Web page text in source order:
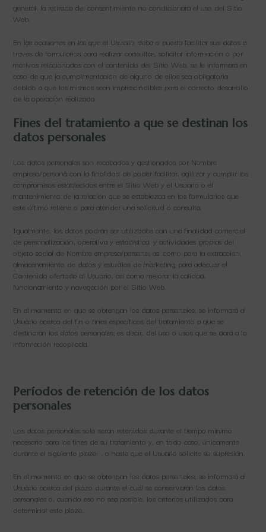
general, la retirada del consentimiento no condicionará el uso del Sitio
Web.
En las ocasiones en las que el Usuario deba o pueda facilitar sus datos a
través de formularios para realizar consultas, solicitar información o por
motivos relacionados con el contenido del Sitio Web, se le informará en
caso de que la cumplimentación de alguno de ellos sea obligatoria
debido a que los mismos sean imprescindibles para el correcto desarrollo
de la operación realizada.
Fines del tratamiento a que se destinan los
datos personales
Los datos personales son recabados y gestionados por Nombre
empresa/persona con la finalidad de poder facilitar, agilizar y cumplir los
compromisos establecidos entre el Sitio Web y el Usuario o el
mantenimiento de la relación que se establezca en los formularios que
este último rellene o para atender una solicitud o consulta.
Igualmente, los datos podrán ser utilizados con una finalidad comercial
de personalización, operativa y estadística, y actividades propias del
objeto social de Nombre empresa/persona, así como para la extracción,
almacenamiento de datos y estudios de marketing para adecuar el
Contenido ofertado al Usuario, así como mejorar la calidad,
funcionamiento y navegación por el Sitio Web.
En el momento en que se obtengan los datos personales, se informará al
Usuario acerca del fin o fines específicos del tratamiento a que se
destinarán los datos personales; es decir, del uso o usos que se dará a la
información recopilada.
Períodos de retención de los datos
personales
Los datos personales solo serán retenidos durante el tiempo mínimo
necesario para los fines de su tratamiento y, en todo caso, únicamente
durante el siguiente plazo: , o hasta que el Usuario solicite su supresión.
En el momento en que se obtengan los datos personales, se informará al
Usuario acerca del plazo durante el cual se conservarán los datos
personales o, cuando eso no sea posible, los criterios utilizados para
determinar este plazo.